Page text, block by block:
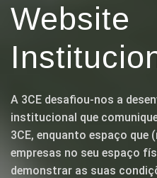
Website
A 3CE desafiou-nos a
institucional que
3CE, enquanto espaço que
empresas no seu espaço
demonstrar as suas